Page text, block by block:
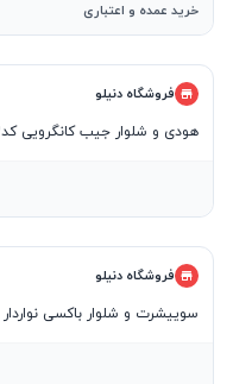
خرید عمده و اعتباری
فروشگاه دنیلو
هودی و شلوار جیب کانگرویی کد100873
فروشگاه دنیلو
سوییشرت و شلوار باکسی نواردار